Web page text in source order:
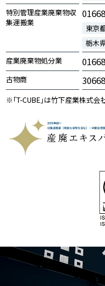
特別管理産業廃棄物収
集運搬業
東京
栃木
産業廃棄物処分業
古物商
※「T-CUBE」は竹下産業株式会